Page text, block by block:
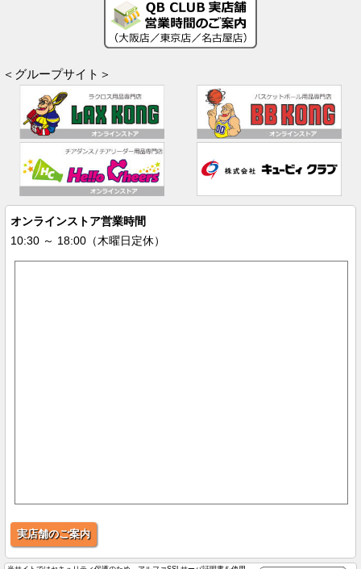
＜グループサイト＞
オンラインストア営業時間
10:30 ～ 18:00（木曜日定休）
実店舗のご案内